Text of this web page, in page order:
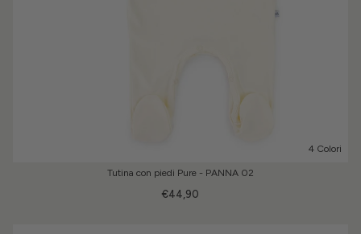
4 Colori
Tutina con piedi Pure - PANNA 02
€44,90